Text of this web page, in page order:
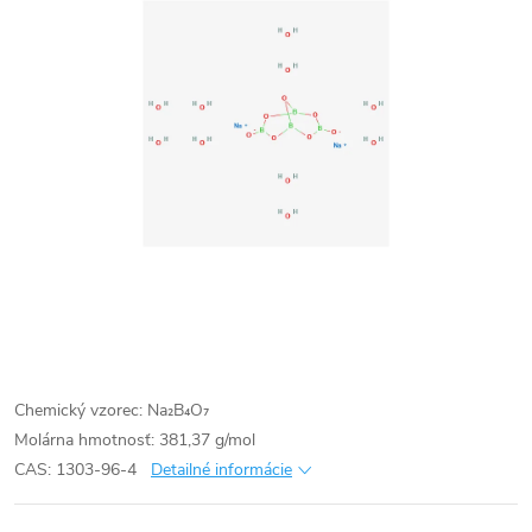
Chemický vzorec: Na₂B₄O₇
Molárna hmotnosť: 381,37 g/mol
CAS: 1303-96-4
Detailné informácie